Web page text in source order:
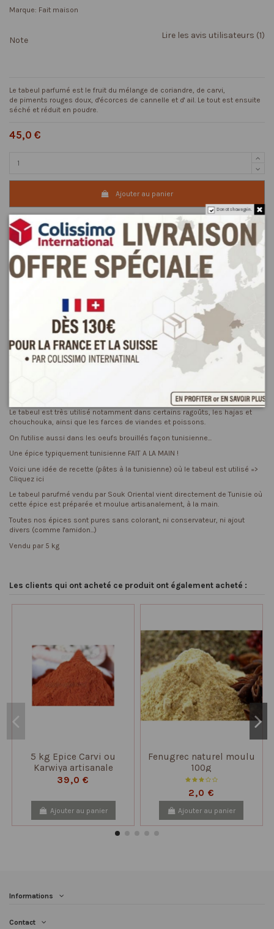
Marque: Fait maison
Note Lire les avis utilisateurs (1)
Le tabeul parfumé est le fruit du mélange de coriandre, de carvi,
de piments rouges doux, d'écorces de cannelle et d' ail. Le tout est ensuite
séché et réduit en poudre.
45,0 €
Ajouter au panier
Détails du produit
Reviews(1)
Le tabeul parfumé est le fruit du mélange de coriandre, de carvi,
Le tabeul est très utilisé notamment dans certains ragoûts, les hajas et
chouchouka, ainsi que les farces de viandes et poissons.
On l'utilise aussi dans les oeufs brouillés façon tunisienne...
Une épice typiquement tunisienne FAIT A LA MAIN !
Voici une idée de recette (pâtes à la tunisienne) où le tabeul est utilisé =>
Cliquez ici
Le tabeul parufmé vendu par Souk Oriental vient directement de Tunisie où
cette épice est préparée et moulue artisanalement, à la main.
Toutes nos épices sont pures sans colorant, ni conservateur, ni ajout
divers (comme l'amidon...)
Vendu par 5 kg
Les clients qui ont acheté ce produit ont également acheté :
5 kg Epice Carvi ou
Karwiya artisanale
39,0 €
Ajouter au panier
Fenugrec naturel moulu
100g
2,0 €
Ajouter au panier
Informations
Contact
Do not show again.